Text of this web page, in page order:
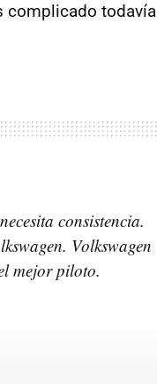
complicado todavía
consistencia.
Volkswagen
mejor piloto.